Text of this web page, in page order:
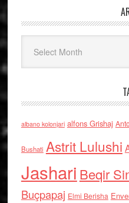
albano kolonjari alfons Grishaj
Bushati Astrit Lulushi
Jashari Beqir
Buçpapaj Elmi Berisha